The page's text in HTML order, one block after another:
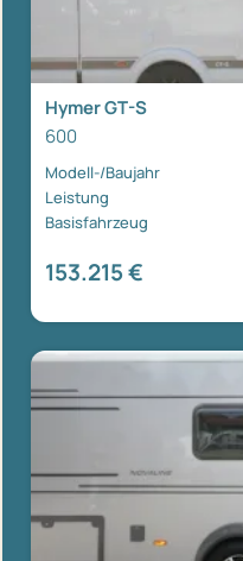
Hymer GT-S
600
Modell-/Baujahr
Leistung
Basisfahrzeug
153.215 €